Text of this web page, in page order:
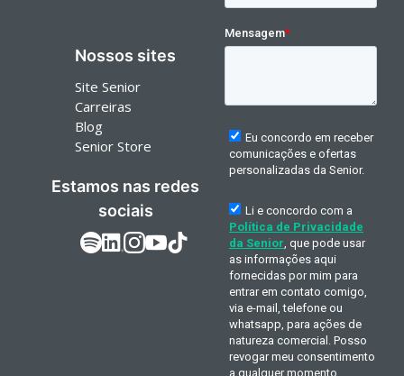
Nossos sites
Site Senior
Carreiras
Blog
Senior Store
Estamos nas redes
sociais